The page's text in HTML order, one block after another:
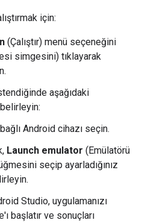
için:
(Çalıştır) menü seçeneğini
simgesini) tıklayarak
aşağıdaki
Android cihazı seçin.
Launch emulator (Emülatörü
seçip ayarladığınız
Studio, uygulamanızı
başlatır ve sonuçları